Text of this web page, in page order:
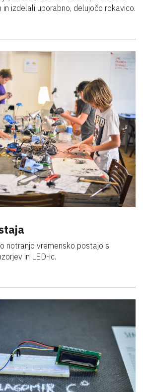
in izdelali uporabno, delujočo rokavico.
notranjo vremensko postajo s
in LED-ic.